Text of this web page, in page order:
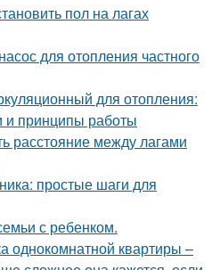
пол на лагах
для отопления частного
для отопления:
и принципы работы
расстояние между лагами
простые шаги для
с ребенком.
однокомнатной квартиры –